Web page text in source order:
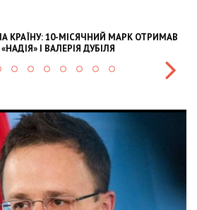
КРАЇНУ: 10-МІСЯЧНИЙ МАРК ОТРИМАВ
І ВАЛЕРІЯ ДУБІЛЯ